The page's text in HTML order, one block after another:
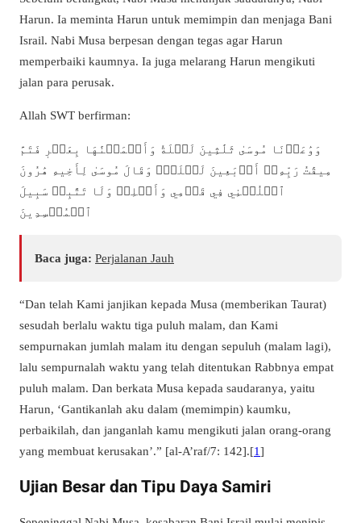
Harun. Ia meminta Harun untuk memimpin dan menjaga Bani
Israil. Nabi Musa berpesan dengan tegas agar Harun
memperbaiki kaumnya. Ia juga melarang Harun mengikuti
jalan para perusak.
Allah SWT berfirman:
وَوَٰعَدۡنَا مُوسَىٰ ثَلَٰثِينَ لَيۡلَةٗ وَأَتۡمَمۡنَٰهَا بِعَشۡرٖ فَتَمَّ
مِيقَٰتُ رَبِّهِۦٓ أَرۡبَعِينَ لَيۡلَةٗۚ وَقَالَ مُوسَىٰ لِأَخِيهِ هَٰرُونَ
ٱخۡلُفۡنِي فِي قَوۡمِي وَأَصۡلِحۡ وَلَا تَتَّبِعۡ سَبِيلَ
ٱلۡمُفۡسِدِينَ
Baca juga: Perjalanan Jauh
“Dan telah Kami janjikan kepada Musa (memberikan Taurat)
sesudah berlalu waktu tiga puluh malam, dan Kami
sempurnakan jumlah malam itu dengan sepuluh (malam lagi),
lalu sempurnalah waktu yang telah ditentukan Rabbnya empat
puluh malam. Dan berkata Musa kepada saudaranya, yaitu
Harun, ‘Gantikanlah aku dalam (memimpin) kaumku,
perbaikilah, dan janganlah kamu mengikuti jalan orang-orang
yang membuat kerusakan’.” [al-A’raf/7: 142].[1]
Ujian Besar dan Tipu Daya Samiri